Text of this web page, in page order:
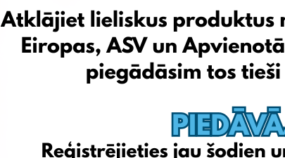
jaunai auditorijai? Mēs varam palīdzēt!
adresi, un mēs parūpēsimies par pārējo! Seko līdzi
skaitam, jo drīz visi rādītāji ies tikai uz augšu!